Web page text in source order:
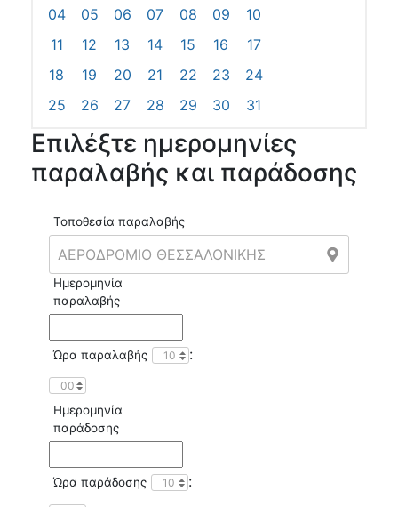
04
05 06 07 08 09
10
11
12 13 14 15 16
17
18
19 20 21 22 23
24
25
26 27 28 29 30 31
Επιλέξτε ημερομηνίες
παραλαβής και παράδοσης
Τοποθεσία παραλαβής
Ημερομηνία
παραλαβής
Ώρα παραλαβής :
Ημερομηνία
παράδοσης
Ώρα παράδοσης :